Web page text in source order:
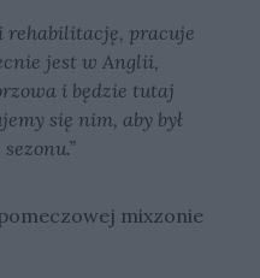
rehabilitację, pracuje
jest w Anglii,
i będzie tutaj
się nim, aby był
mixzonie